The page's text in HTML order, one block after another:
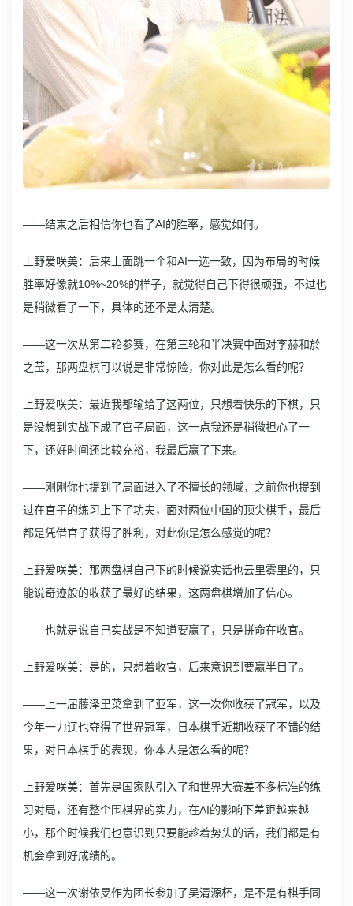
——结束之后相信你也看了AI的胜率，感觉如何。
上野爱咲美：后来上面跳一个和AI一选一致，因为布局的时候
胜率好像就10%~20%的样子，就觉得自己下得很顽强，不过也
是稍微看了一下，具体的还不是太清楚。
——这一次从第二轮参赛，在第三轮和半决赛中面对李赫和於
之莹，那两盘棋可以说是非常惊险，你对此是怎么看的呢？
上野爱咲美：最近我都输给了这两位，只想着快乐的下棋，只
是没想到实战下成了官子局面，这一点我还是稍微担心了一
下，还好时间还比较充裕，我最后赢了下来。
——刚刚你也提到了局面进入了不擅长的领域，之前你也提到
过在官子的练习上下了功夫，面对两位中国的顶尖棋手，最后
都是凭借官子获得了胜利，对此你是怎么感觉的呢？
上野爱咲美：那两盘棋自己下的时候说实话也云里雾里的，只
能说奇迹般的收获了最好的结果，这两盘棋增加了信心。
——也就是说自己实战是不知道要赢了，只是拼命在收官。
上野爱咲美：是的，只想着收官，后来意识到要赢半目了。
——上一届藤泽里菜拿到了亚军，这一次你收获了冠军，以及
今年一力辽也夺得了世界冠军，日本棋手近期收获了不错的结
果，对日本棋手的表现，你本人是怎么看的呢？
上野爱咲美：首先是国家队引入了和世界大赛差不多标准的练
习对局，还有整个围棋界的实力，在AI的影响下差距越来越
小，那个时候我们也意识到只要能趁着势头的话，我们都是有
机会拿到好成绩的。
——这一次谢依旻作为团长参加了吴清源杯，是不是有棋手同